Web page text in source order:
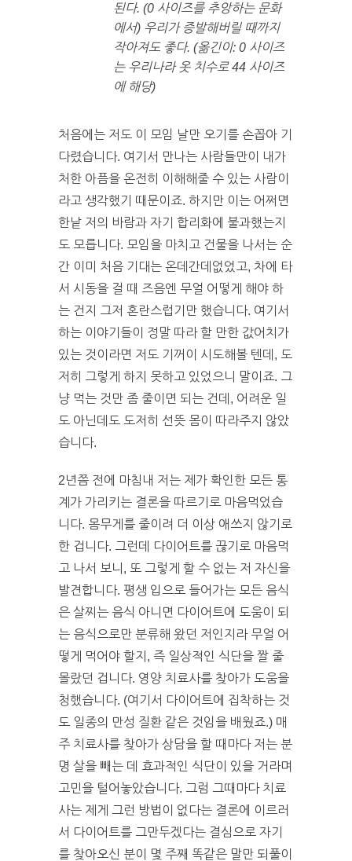
된다. (0 사이즈를 추앙하는 문화
에서) 우리가 증발해버릴 때까지
작아져도 좋다. (옮긴이: 0 사이즈
는 우리나라 옷 치수로 44 사이즈
에 해당)
처음에는 저도 이 모임 날만 오기를 손꼽아 기
다렸습니다. 여기서 만나는 사람들만이 내가
처한 아픔을 온전히 이해해줄 수 있는 사람이
라고 생각했기 때문이죠. 하지만 이는 어쩌면
한낱 저의 바람과 자기 합리화에 불과했는지
도 모릅니다. 모임을 마치고 건물을 나서는 순
간 이미 처음 기대는 온데간데없었고, 차에 타
서 시동을 걸 때 즈음엔 무얼 어떻게 해야 하
는 건지 그저 혼란스럽기만 했습니다. 여기서
하는 이야기들이 정말 따라 할 만한 값어치가
있는 것이라면 저도 기꺼이 시도해볼 텐데, 도
저히 그렇게 하지 못하고 있었으니 말이죠. 그
냥 먹는 것만 좀 줄이면 되는 건데, 어려운 일
도 아닌데도 도저히 선뜻 몸이 따라주지 않았
습니다.
2년쯤 전에 마침내 저는 제가 확인한 모든 통
계가 가리키는 결론을 따르기로 마음먹었습
니다. 몸무게를 줄이려 더 이상 애쓰지 않기로
한 겁니다. 그런데 다이어트를 끊기로 마음먹
고 나서 보니, 또 그렇게 할 수 없는 저 자신을
발견합니다. 평생 입으로 들어가는 모든 음식
은 살찌는 음식 아니면 다이어트에 도움이 되
는 음식으로만 분류해 왔던 저인지라 무얼 어
떻게 먹어야 할지, 즉 일상적인 식단을 짤 줄
몰랐던 겁니다. 영양 치료사를 찾아가 도움을
청했습니다. (여기서 다이어트에 집착하는 것
도 일종의 만성 질환 같은 것임을 배웠죠.) 매
주 치료사를 찾아가 상담을 할 때마다 저는 분
명 살을 빼는 데 효과적인 식단이 있을 거라며
고민을 털어놓았습니다. 그럼 그때마다 치료
사는 제게 그런 방법이 없다는 결론에 이르러
서 다이어트를 그만두겠다는 결심으로 자기
를 찾아오신 분이 몇 주째 똑같은 말만 되풀이